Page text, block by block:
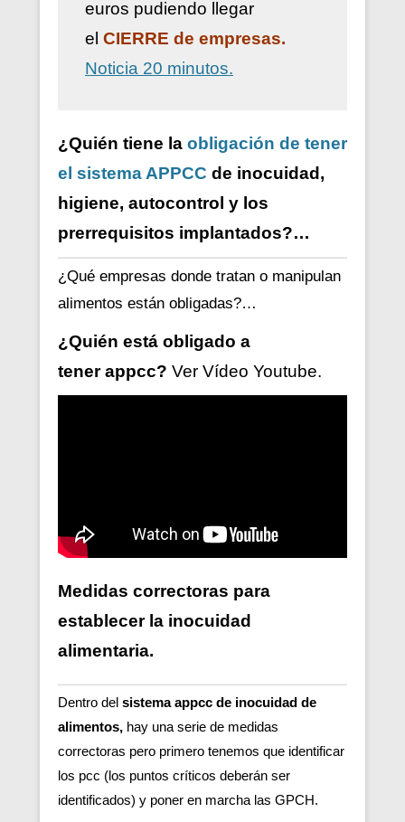
euros pudiendo llegar
el CIERRE de empresas.
Noticia 20 minutos.
¿Quién tiene la obligación de tener
el sistema APPCC de inocuidad,
higiene, autocontrol y los
prerrequisitos implantados?…
¿Qué empresas donde tratan o manipulan
alimentos están obligadas?…
¿Quién está obligado a
tenerappcc? Ver Vídeo Youtube.
Medidas correctoras para
establecer la inocuidad
alimentaria.
Dentro del sistema appcc de inocuidad de
alimentos, hay una serie de medidas
correctoras pero primero tenemos que identificar
los pcc (los puntos críticos deberán ser
identificados) y poner en marcha las GPCH.